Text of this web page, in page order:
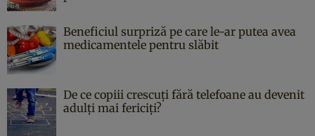
Beneficiul surpriză pe care le-ar putea avea
medicamentele pentru slăbit
De ce copiii crescuți fără telefoane au devenit
adulți mai fericiți?